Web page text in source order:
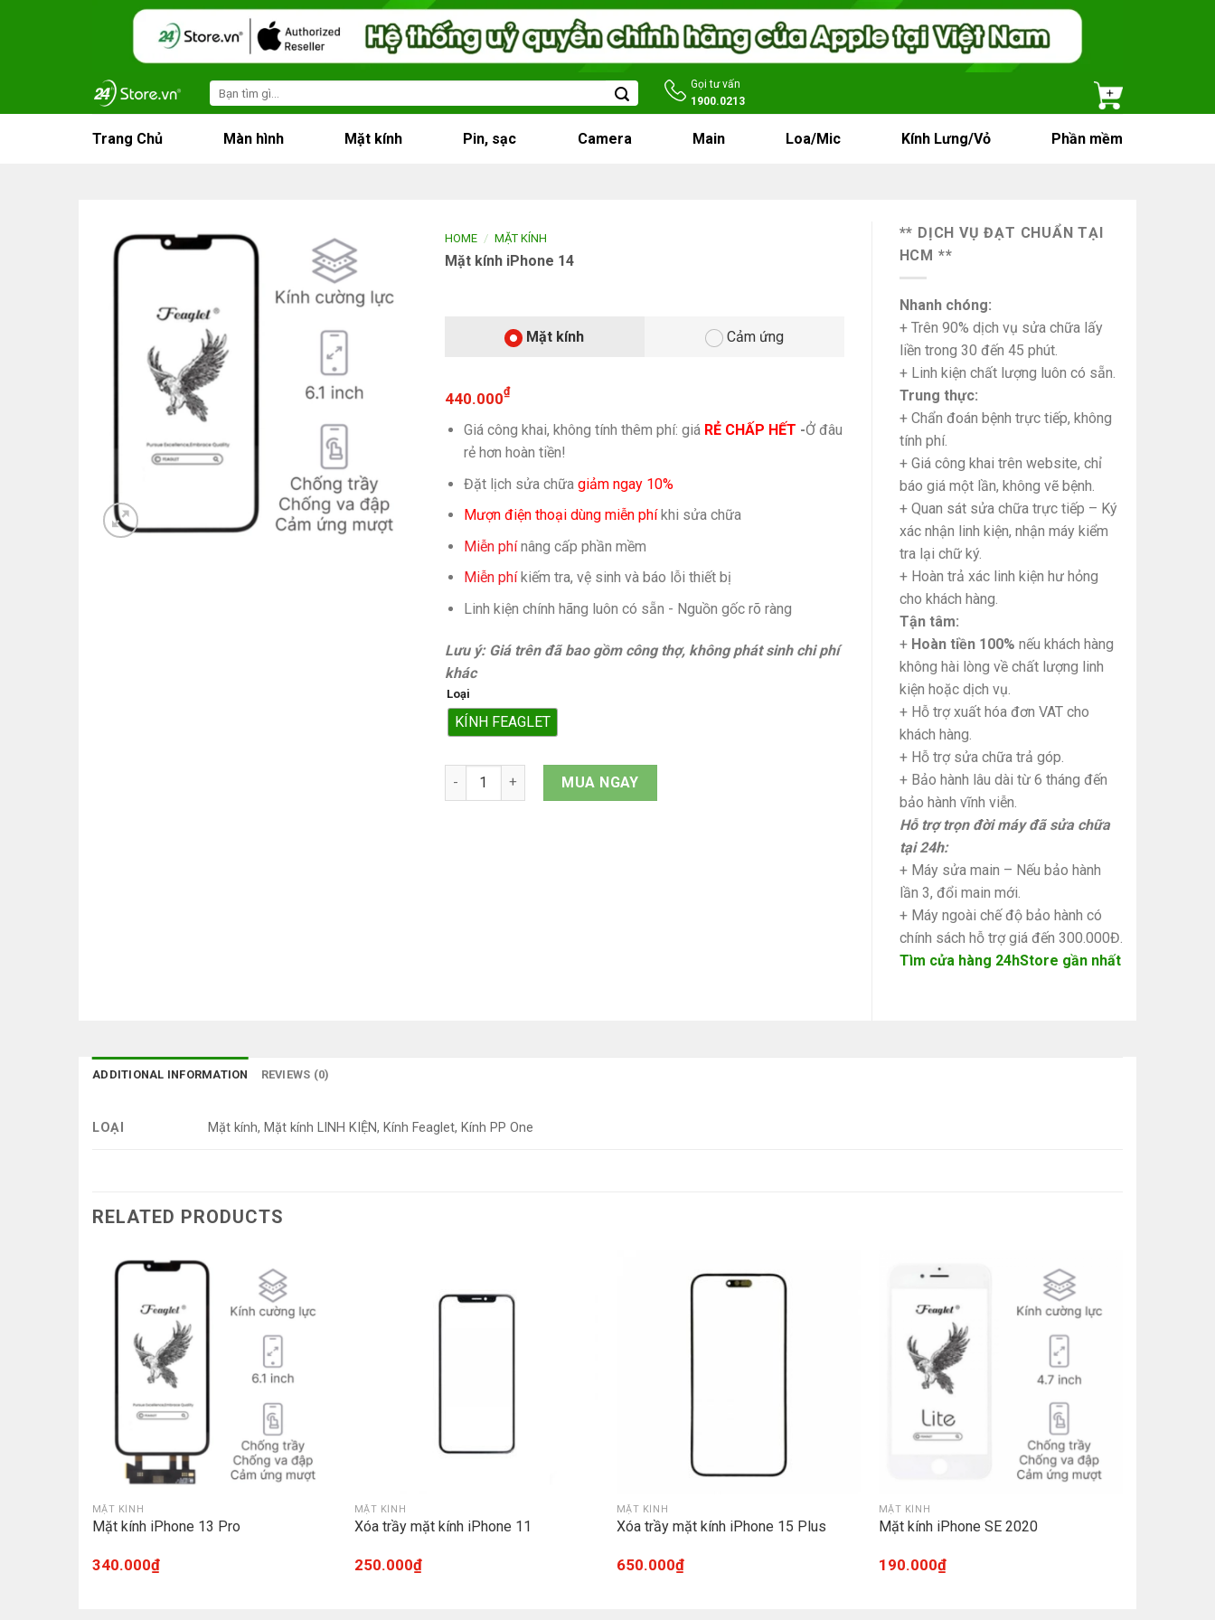
Search
for:
Gọi tư vấn
1900.0213
Trang Chủ Màn hình Mặt kính Pin, sạc Camera Main Loa/Mic Kính Lưng/Vỏ Phần mềm
HOME / MẶT KÍNH
Mặt kính iPhone 14
Mặt kính Cảm ứng
440.000₫
Giá công khai, không tính thêm phí: giá RẺ CHẤP HẾT -Ở đâu
rẻ hơn hoàn tiền!
Đặt lịch sửa chữa giảm ngay 10%
Mượn điện thoại dùng miễn phíkhi sửa chữa
Miễn phínâng cấp phần mềm
Miễn phíkiếm tra, vệ sinh và báo lỗi thiết bị
Linh kiện chính hãng luôn có sẵn - Nguồn gốc rõ ràng
Lưu ý: Giá trên đã bao gồm công thợ, không phát sinh chi phí
khác
Loại
KÍNH FEAGLET
Mặt kính iPhone 14 quantity
MUA NGAY
** DỊCH VỤ ĐẠT CHUẨN TẠI
HCM **
Nhanh chóng:
+ Trên 90% dịch vụ sửa chữa lấy
liền trong 30 đến 45 phút.
+ Linh kiện chất lượng luôn có sẵn.
Trung thực:
+ Chẩn đoán bệnh trực tiếp, không
tính phí.
+ Giá công khai trên website, chỉ
báo giá một lần, không vẽ bệnh.
+ Quan sát sửa chữa trực tiếp – Ký
xác nhận linh kiện, nhận máy kiểm
tra lại chữ ký.
+ Hoàn trả xác linh kiện hư hỏng
cho khách hàng.
Tận tâm:
+ Hoàn tiền 100% nếu khách hàng
không hài lòng về chất lượng linh
kiện hoặc dịch vụ.
+ Hỗ trợ xuất hóa đơn VAT cho
khách hàng.
+ Hỗ trợ sửa chữa trả góp.
+ Bảo hành lâu dài từ 6 tháng đến
bảo hành vĩnh viễn.
Hỗ trợ trọn đời máy đã sửa chữa
tại 24h:
+ Máy sửa main – Nếu bảo hành
lần 3, đổi main mới.
+ Máy ngoài chế độ bảo hành có
chính sách hỗ trợ giá đến 300.000Đ.
Tìm cửa hàng 24hStore gần nhất
ADDITIONAL INFORMATION REVIEWS (0)
LOẠI Mặt kính, Mặt kính LINH KIỆN, Kính Feaglet, Kính PP One
RELATED PRODUCTS
MẶT KÍNH
Mặt kính iPhone 13 Pro
340.000₫
MẶT KÍNH
Xóa trầy mặt kính iPhone 11
250.000₫
MẶT KÍNH
Xóa trầy mặt kính iPhone 15 Plus
650.000₫
MẶT KÍNH
Mặt kính iPhone SE 2020
190.000₫